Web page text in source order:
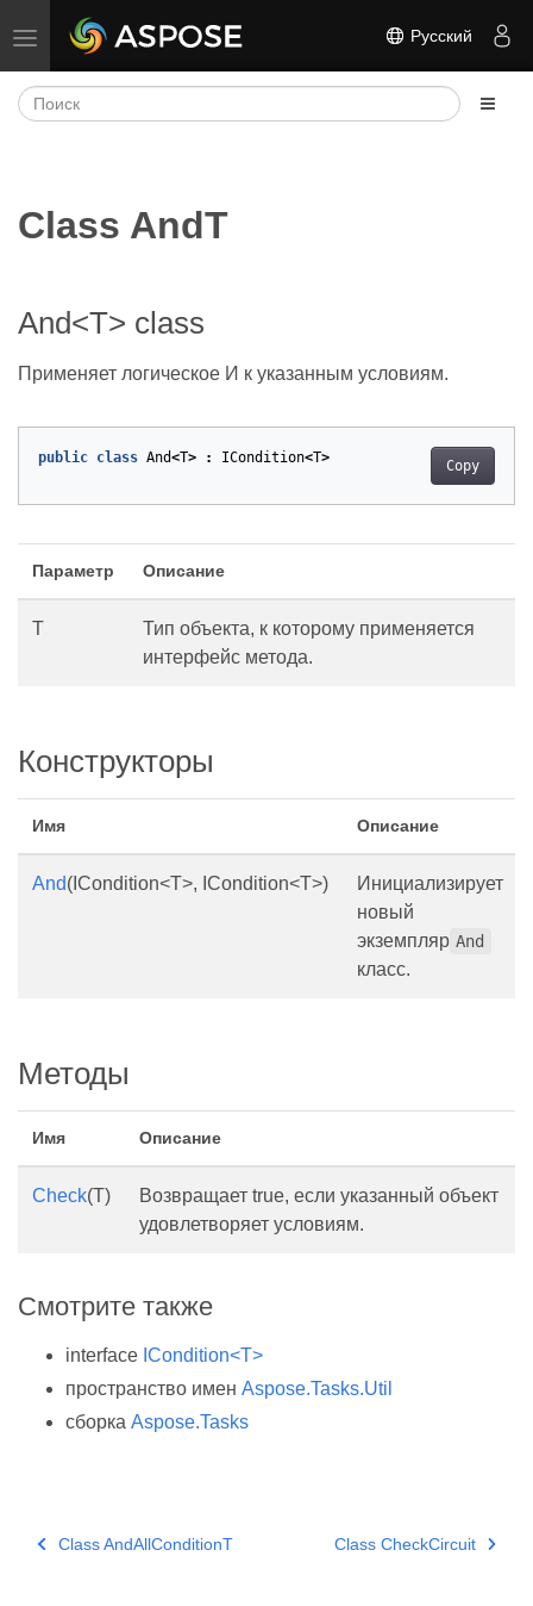
Переключить навигацию Русский
Class AndT
And<T> class
Применяет логическое И к указанным условиям.
Copy
public class And<T> : ICondition<T>
Параметр Описание
T
Тип объекта, к которому применяется
интерфейс метода.
Конструкторы
Имя Описание
And(ICondition<T>, ICondition<T>)
Инициализирует
новый
экземпляр And
класс.
Методы
Имя Описание
Check(T)
Возвращает true, если указанный объект
удовлетворяет условиям.
Смотрите также
interface ICondition<T>
пространство имен Aspose.Tasks.Util
сборка Aspose.Tasks
Class AndAllConditionT Class CheckCircuit